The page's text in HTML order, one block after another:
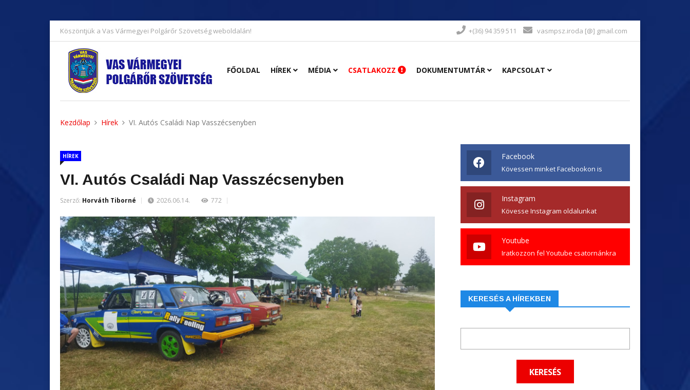
Köszöntjük a Vas Vármegyei Polgárőr Szövetség weboldalán! +(36) 94 359 511 vasmpsz.iroda [@] gmail.com
FŐOLDAL HÍREK MÉDIA CSATLAKOZZ DOKUMENTUMTÁR KAPCSOLAT
Kezdőlap Hírek VI. Autós Családi Nap Vasszécsenyben
HÍREK
VI. Autós Családi Nap Vasszécsenyben
Szerző: Horváth Tiborné 2026.06.14. 772
Facebook
Kövessen minket Facebookon is
Instagram
Kövesse Instagram oldalunkat
Youtube
Iratkozzon fel Youtube csatornánkra
KERESÉS A HÍREKBEN